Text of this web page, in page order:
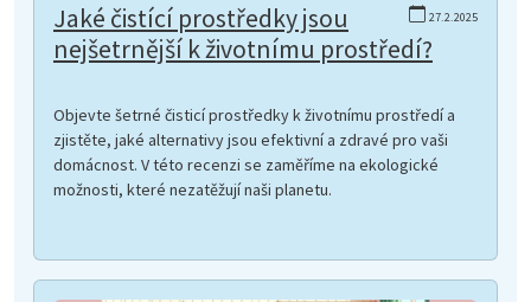
27.2.2025
Jaké čistící prostředky jsou
nejšetrnější k životnímu prostředí?
Objevte šetrné čisticí prostředky k životnímu prostředí a
zjistěte, jaké alternativy jsou efektivní a zdravé pro vaši
domácnost. V této recenzi se zaměříme na ekologické
možnosti, které nezatěžují naši planetu.